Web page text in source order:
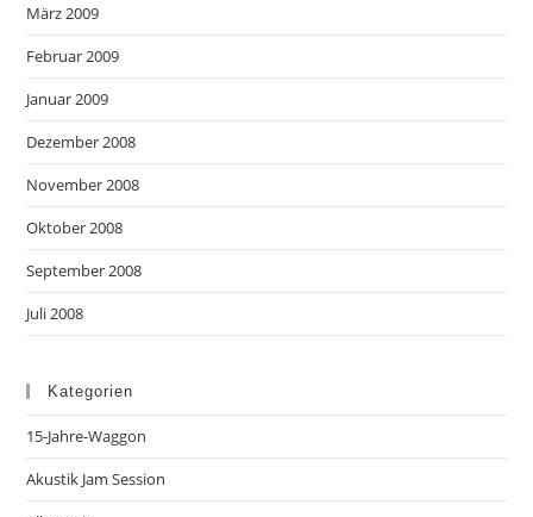
März 2009
Februar 2009
Januar 2009
Dezember 2008
November 2008
Oktober 2008
September 2008
Juli 2008
Kategorien
15-Jahre-Waggon
Akustik Jam Session